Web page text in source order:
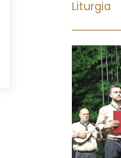
Liturgia